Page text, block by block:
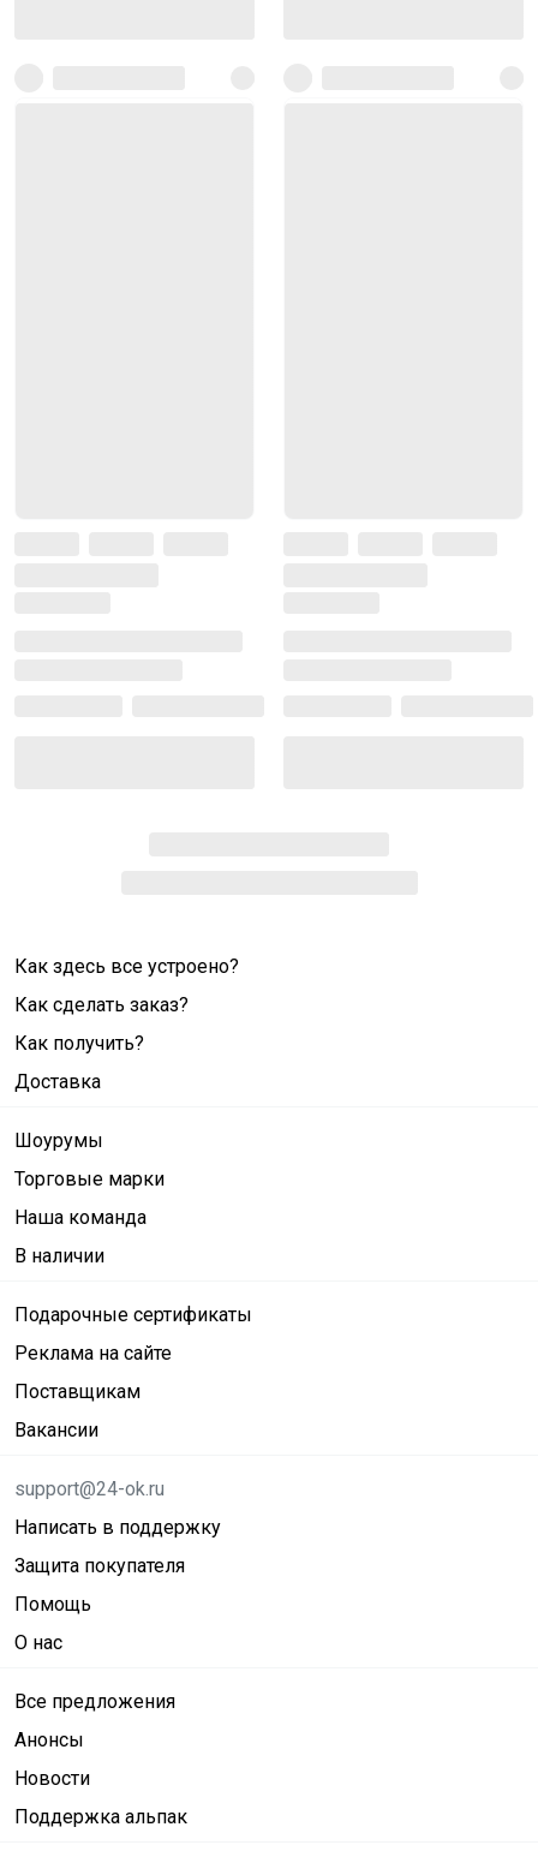
Как здесь все устроено?
Как сделать заказ?
Как получить?
Доставка
Шоурумы
Торговые марки
Наша команда
В наличии
Подарочные сертификаты
Реклама на сайте
Поставщикам
Вакансии
support@24-ok.ru
Написать в поддержку
Защита покупателя
Помощь
О нас
Все предложения
Анонсы
Новости
Поддержка альпак